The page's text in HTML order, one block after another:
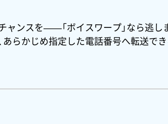
チャンスを――「ボイスワープ」なら逃し
らかじめ指定した電話番号へ転送でき